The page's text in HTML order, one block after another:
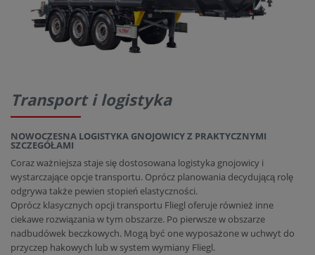
Transport i logistyka
NOWOCZESNA LOGISTYKA GNOJOWICY Z PRAKTYCZNYMI
SZCZEGÓŁAMI
Coraz ważniejsza staje się dostosowana logistyka gnojowicy i
wystarczające opcje transportu. Oprócz planowania decydującą rolę
odgrywa także pewien stopień elastyczności.
Oprócz klasycznych opcji transportu Fliegl oferuje również inne
ciekawe rozwiązania w tym obszarze. Po pierwsze w obszarze
nadbudówek beczkowych. Mogą być one wyposażone w uchwyt do
przyczep hakowych lub w system wymiany Fliegl.